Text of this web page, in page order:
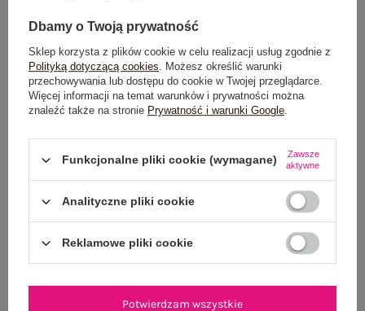
GŁÓWNE PARAMETRY
OPINIE O PRODUKCIE (1)
ZWROTY I REKLAMACJE
OSTATNIO OGLĄDANE
Zobacz wszystko
Dbamy o Twoją prywatność
Sklep korzysta z plików cookie w celu realizacji usług zgodnie z
Polityką dotyczącą cookies. Możesz określić warunki
przechowywania lub dostępu do cookie w Twojej przeglądarce.
Więcej informacji na temat warunków i prywatności można
znaleźć także na stronie Prywatność i warunki Google.
Funkcjonalne pliki cookie (wymagane)
Zawsze
aktywne
Analityczne pliki cookie
Reklamowe pliki cookie
Potwierdzam wszystkie